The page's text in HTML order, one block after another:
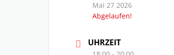
Mai 27 2026
Abgelaufen!
UHRZEIT